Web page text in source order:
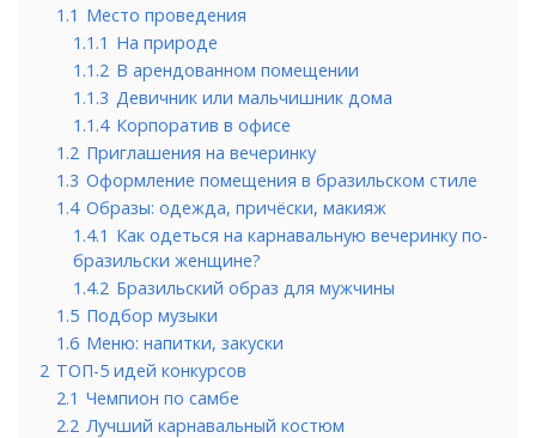
1.1 Место проведения
1.1.1 На природе
1.1.2 В арендованном помещении
1.1.3 Девичник или мальчишник дома
1.1.4 Корпоратив в офисе
1.2 Приглашения на вечеринку
1.3 Оформление помещения в бразильском стиле
1.4 Образы: одежда, причёски, макияж
1.4.1 Как одеться на карнавальную вечеринку по-
бразильски женщине?
1.4.2 Бразильский образ для мужчины
1.5 Подбор музыки
1.6 Меню: напитки, закуски
2 ТОП-5 идей конкурсов
2.1 Чемпион по самбе
2.2 Лучший карнавальный костюм